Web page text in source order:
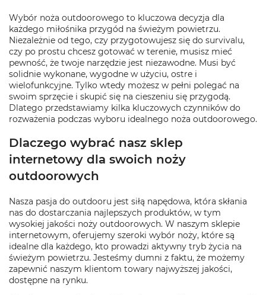
Wybór noża outdoorowego to kluczowa decyzja dla
każdego miłośnika przygód na świeżym powietrzu.
Niezależnie od tego, czy przygotowujesz się do survivalu,
czy po prostu chcesz gotować w terenie, musisz mieć
pewność, że twoje narzędzie jest niezawodne. Musi być
solidnie wykonane, wygodne w użyciu, ostre i
wielofunkcyjne. Tylko wtedy możesz w pełni polegać na
swoim sprzęcie i skupić się na cieszeniu się przygodą.
Dlatego przedstawiamy kilka kluczowych czynników do
rozważenia podczas wyboru idealnego noża outdoorowego.
Dlaczego wybrać nasz sklep
internetowy dla swoich noży
outdoorowych
Nasza pasja do outdooru jest siłą napędowa, która skłania
nas do dostarczania najlepszych produktów, w tym
wysokiej jakości noży outdoorowych. W naszym sklepie
internetowym, oferujemy szeroki wybór noży, które są
idealne dla każdego, kto prowadzi aktywny tryb życia na
świeżym powietrzu. Jesteśmy dumni z faktu, że możemy
zapewnić naszym klientom towary najwyższej jakości,
dostępne na rynku.